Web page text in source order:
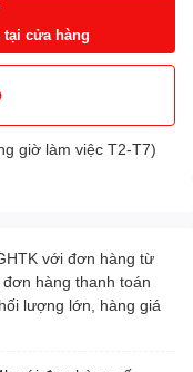
cửa hàng
giờ làm việc T2-T7)
với đơn hàng từ
hàng thanh toán
lượng lớn, hàng giá